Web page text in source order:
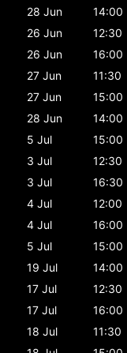
28 Jun
14:00
26 Jun
12:30
26 Jun
16:00
27 Jun
11:30
27 Jun
15:00
28 Jun
14:00
5 Jul
15:00
3 Jul
12:30
3 Jul
16:30
4 Jul
12:00
4 Jul
16:00
5 Jul
15:00
19 Jul
14:00
17 Jul
12:30
17 Jul
16:00
18 Jul
11:30